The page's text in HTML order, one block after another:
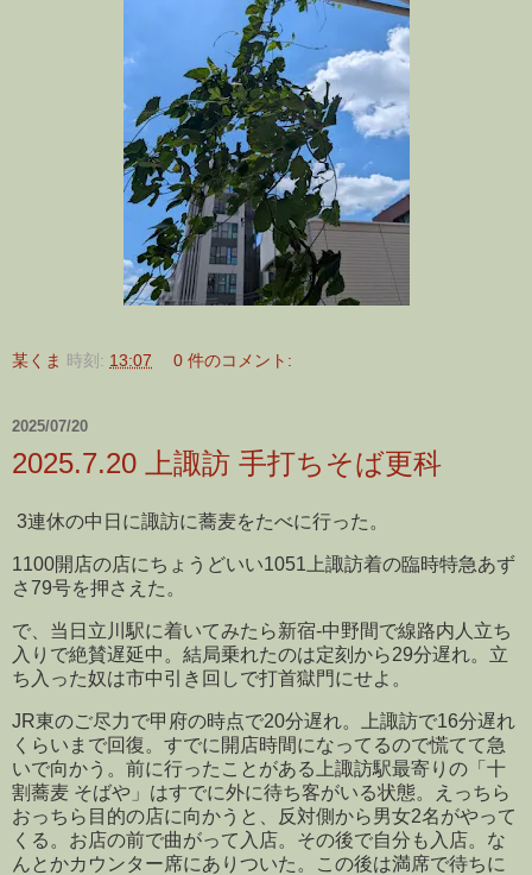
某くま 時刻: 13:07 0 件のコメント:
2025/07/20
2025.7.20 上諏訪 手打ちそば更科
3連休の中日に諏訪に蕎麦をたべに行った。
1100開店の店にちょうどいい1051上諏訪着の臨時特急あず
さ79号を押さえた。
で、当日立川駅に着いてみたら新宿-中野間で線路内人立ち
入りで絶賛遅延中。結局乗れたのは定刻から29分遅れ。立
ち入った奴は市中引き回しで打首獄門にせよ。
JR東のご尽力で甲府の時点で20分遅れ。上諏訪で16分遅れ
くらいまで回復。すでに開店時間になってるので慌てて急
いで向かう。前に行ったことがある上諏訪駅最寄りの「十
割蕎麦 そばや」はすでに外に待ち客がいる状態。えっちら
おっちら目的の店に向かうと、反対側から男女2名がやって
くる。お店の前で曲がって入店。その後で自分も入店。な
んとかカウンター席にありついた。この後は満席で待ちに